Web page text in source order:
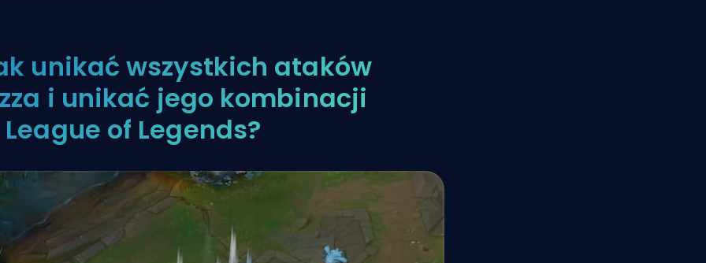
unikać wszystkich ataków
i unikać jego kombinacji
of Legends?